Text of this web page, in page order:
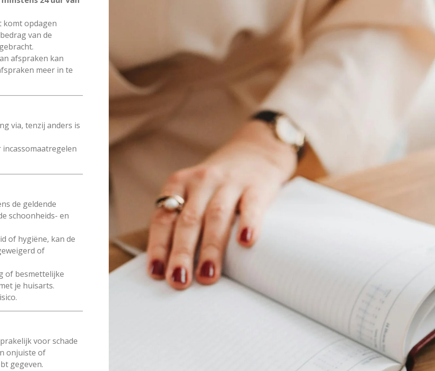
komt opdagen
van de
afspraken kan
meer in te
via, tenzij anders is
de geldende
schoonheids- en
of hygiëne, kan de
of
of besmettelijke
je huisarts.
voor schade
onjuiste of
gegeven.